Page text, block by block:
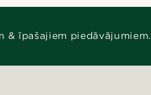
& īpašajiem piedāvājumiem.